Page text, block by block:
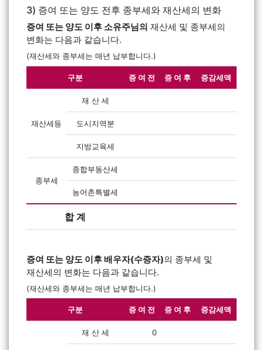
3) 증여 또는 양도 전후 종부세와 재산세의 변화
증여 또는 양도 이후 소유주님의 재산세 및 종부세의
변화는 다음과 같습니다.
(재산세와 종부세는 매년 납부합니다.)
구분 증 여 전 증 여 후 증감세액
재산세등
재 산 세
도시지역분
지방교육세
종부세
종합부동산세
농어촌특별세
합 계
증여 또는 양도 이후 배우자(수증자)의 종부세 및
재산세의 변화는 다음과 같습니다.
(재산세와 종부세는 매년 납부합니다.)
구분 증 여 전 증 여 후 증감세액
재 산 세 0